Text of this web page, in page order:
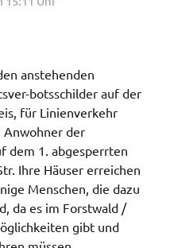
anstehenden
botsschilder auf der
für Linienverkehr
Anwohner der
dem 1. abgesperrten
Ihre Häuser erreichen
Menschen, die dazu
da es im Forstwald /
gibt und